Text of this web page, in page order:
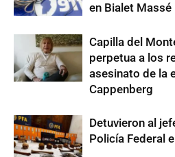
en Bialet Massé
Capilla del
perpetua a los
asesinato de la
Cappenberg
Detuvieron al
Policía Federal